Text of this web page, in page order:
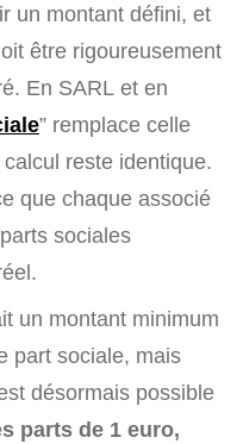
un montant défini, et
être rigoureusement
En SARL et en
” remplace celle
reste identique.
que chaque associé
sociales
un montant minimum
part sociale, mais
désormais possible
parts de 1 euro,